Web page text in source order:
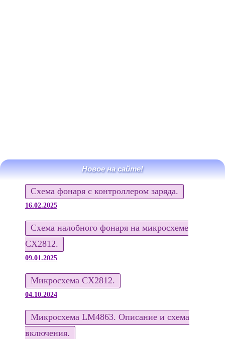
Новое на сайте!
Схема фонаря с контроллером заряда.
16.02.2025
Схема налобного фонаря на микросхеме
CX2812.
09.01.2025
Микросхема CX2812.
04.10.2024
Микросхема LM4863. Описание и схема
включения.